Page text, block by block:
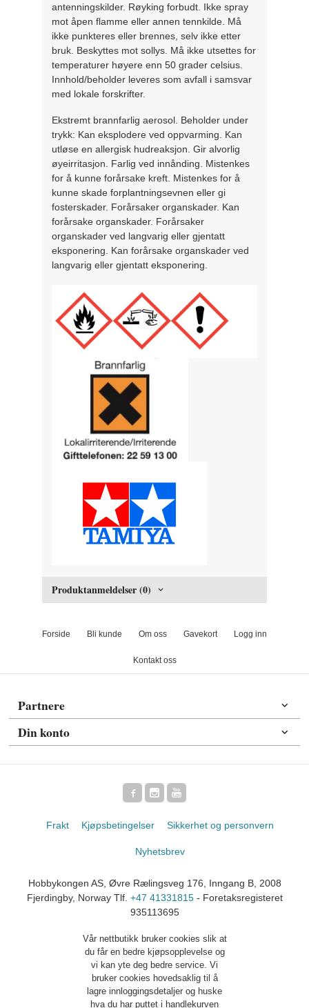
antenningskilder. Røyking forbudt. Ikke spray
mot åpen flamme eller annen tennkilde. Må
ikke punkteres eller brennes, selv ikke etter
bruk. Beskyttes mot sollys. Må ikke utsettes for
temperaturer høyere enn 50 grader celsius.
Innhold/beholder leveres som avfall i samsvar
med lokale forskrifter.
Ekstremt brannfarlig aerosol. Beholder under
trykk: Kan eksplodere ved oppvarming. Kan
utløse en allergisk hudreaksjon. Gir alvorlig
øyeirritasjon. Farlig ved innånding. Mistenkes
for å kunne forårsake kreft. Mistenkes for å
kunne skade forplantningsevnen eller gi
fosterskader. Forårsaker organskader. Kan
forårsake organskader. Forårsaker
organskader ved langvarig eller gjentatt
eksponering. Kan forårsake organskader ved
langvarig eller gjentatt eksponering.
Produktanmeldelser (0)
Forside Bli kunde Om oss Gavekort Logg inn
Kontakt oss
Partnere
Din konto
Frakt Kjøpsbetingelser Sikkerhet og personvern
Nyhetsbrev
Hobbykongen AS, Øvre Rælingsveg 176, Inngang B, 2008
Fjerdingby, Norway Tlf. +47 41331815- Foretaksregisteret
935113695
Vår nettbutikk bruker cookies slik at
du får en bedre kjøpsopplevelse og
vi kan yte deg bedre service. Vi
bruker cookies hovedsaklig til å
lagre innloggingsdetaljer og huske
hva du har puttet i handlekurven